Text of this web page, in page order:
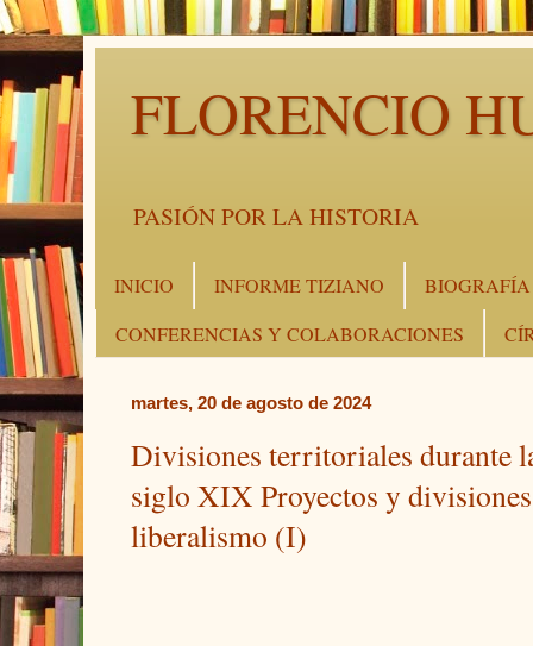
FLORENCIO
PASIÓN POR LA HISTORIA
INICIO INFORME TIZIANO
BIOGRAFÍA
CONFERENCIAS Y COLABORACIONES
martes, 20 de agosto de 2024
Divisiones territoriales durante
siglo XIX Proyectos y
liberalismo (I)